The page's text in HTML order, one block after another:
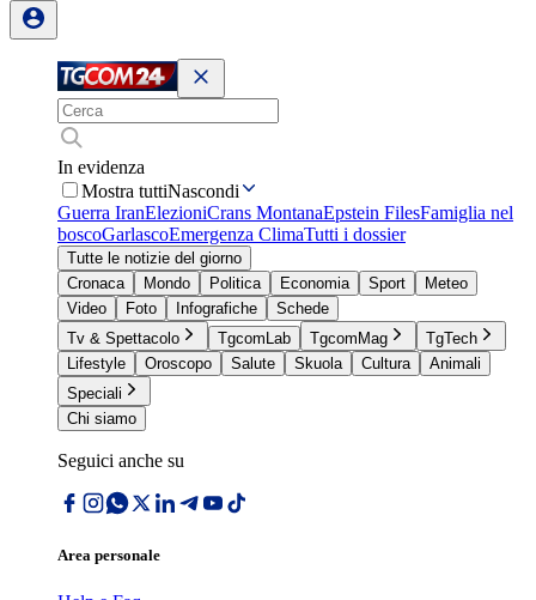
In evidenza
Mostra tuttiNascondi
Guerra IranElezioniCrans MontanaEpstein FilesFamiglia nel
boscoGarlascoEmergenza ClimaTutti i dossier
Tutte le notizie del giorno
Cronaca
Mondo Politica Economia Sport
Meteo
Video
Foto Infografiche
Schede
Tv & Spettacolo
TgcomLab TgcomMag
TgTech
Lifestyle
Oroscopo Salute Skuola Cultura
Animali
Speciali
Chi siamo
Seguici anche su
Area personale